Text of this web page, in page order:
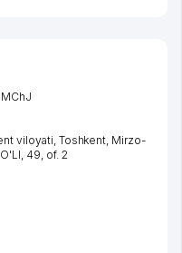
viloyati, Toshkent, Mirzo-
, 49, of. 2